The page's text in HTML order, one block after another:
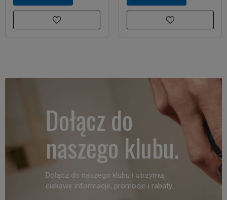
Dołącz do
naszego klubu.
Dołącz do naszego klubu i otrzymuj
ciekawe informacje, promocje i rabaty.